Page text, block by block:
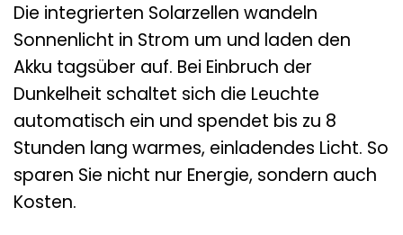
Die integrierten Solarzellen wandeln
Sonnenlicht in Strom um und laden den
Akku tagsüber auf. Bei Einbruch der
Dunkelheit schaltet sich die Leuchte
automatisch ein und spendet bis zu 8
Stunden lang warmes, einladendes Licht. So
sparen Sie nicht nur Energie, sondern auch
Kosten.